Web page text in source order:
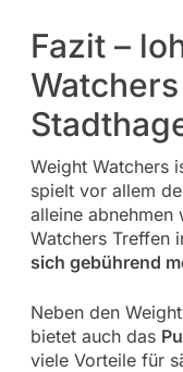
Fazit –
Weight Watchers
spielt vor allem
alleine abnehmen
Watchers Treffen
sich gebührend
Neben den
bietet auch das
viele Vorteile für